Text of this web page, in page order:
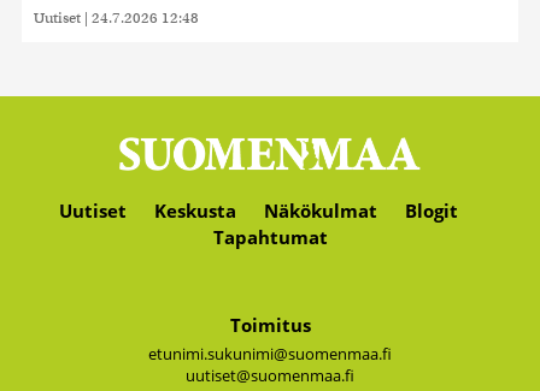
Uutiset | 24.7.2026 12:48
Uutiset Keskusta Näkökulmat
Blogit
Tapahtumat
Toimitus
etunimi.sukunimi@suomenmaa.fi
uutiset@suomenmaa.fi